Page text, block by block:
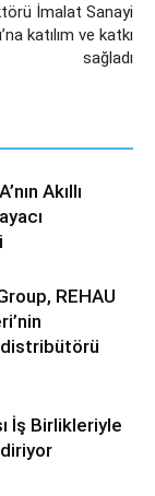
İmalat Sanayi
katılım ve katkı
sağladı
Akıllı
REHAU
İş Birlikleriyle